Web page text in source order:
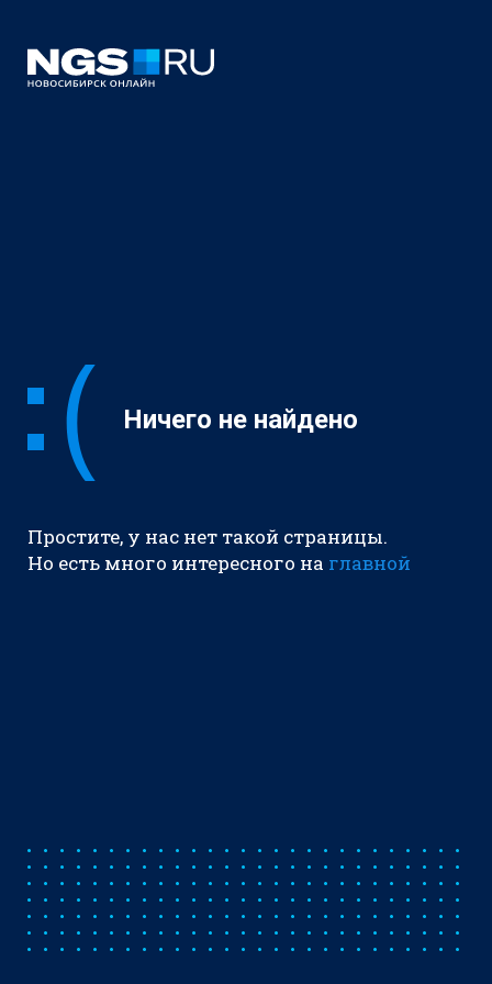
Ничего не найдено
Простите, у нас нет такой страницы.
Но есть много интересного на главной